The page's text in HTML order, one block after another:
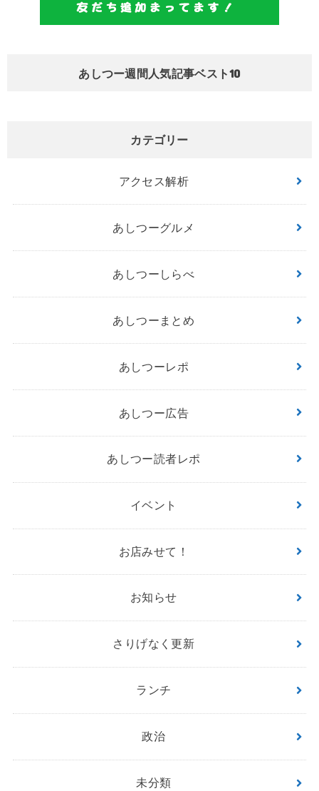
あしつー週間人気記事ベスト10
カテゴリー
アクセス解析
あしつーグルメ
あしつーしらべ
あしつーまとめ
あしつーレポ
あしつー広告
あしつー読者レポ
イベント
お店みせて！
お知らせ
さりげなく更新
ランチ
政治
未分類